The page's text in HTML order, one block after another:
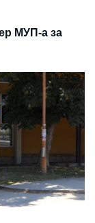
МУП-а за